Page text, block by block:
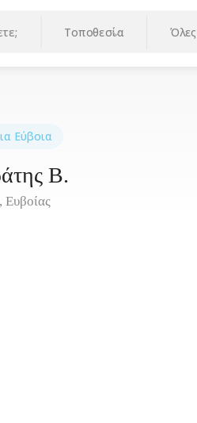
Τοποθεσία
Εύβοια
Β.
Ευβοίας